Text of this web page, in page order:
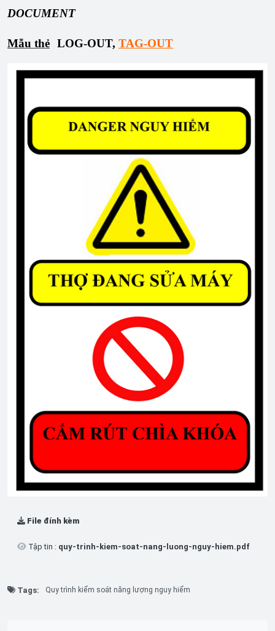
DOCUMENT
Mẫu thẻ LOG-OUT, TAG-OUT
File đính kèm
Tập tin : quy-trinh-kiem-soat-nang-luong-nguy-hiem.pdf
Tags: Quy trình kiểm soát năng lượng nguy hiểm